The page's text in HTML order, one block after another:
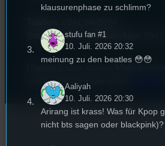
Studio Call-In & WhatsApp:
und Kontaktformular unter
klausurenphase zu schlimm?
stufu fan #1
10. Juli. 2026 20:32
meinung zu den beatles 😳😳
Aaliyah
10. Juli. 2026 20:30
Arirang ist krass! Was für Kpop
nicht bts sagen oder blackpink)?